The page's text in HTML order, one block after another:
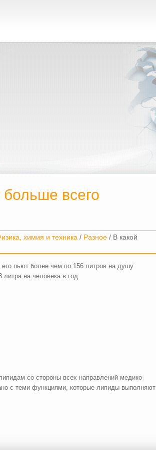
всего
химия и техника / Разное / В какой
пьют более чем по 156 литров на душу
на человека в год.
со стороны всех направлений медико-
с теми функциями, которые липиды выполняют